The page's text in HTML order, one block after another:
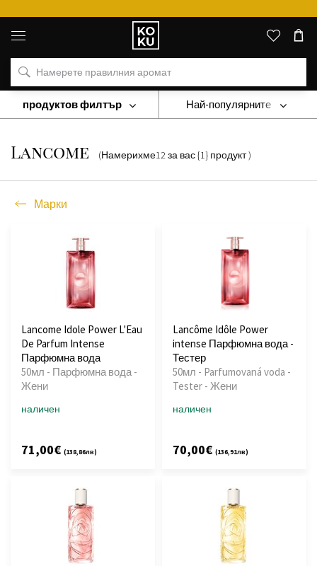
Оригинални
парфюми
часовници
на
място
Марки
Lancome
Lancome (Намерихме12за вас{1} продукт)
Най-популярните
Марки
продуктов филтър
Lancome Idole Power L'Eau
De Parfum Intense
Парфюмна вода
50мл - Парфюмна вода -
Жени
наличен
71,00€ (138,86лв)
Lancôme Idôle Power
intense Парфюмна вода -
Тестер
50мл - Parfumovaná voda -
Tester - Жени
наличен
70,00€ (136,91лв)